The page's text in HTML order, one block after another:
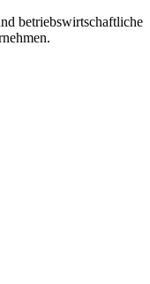
betriebswirtschaftliche